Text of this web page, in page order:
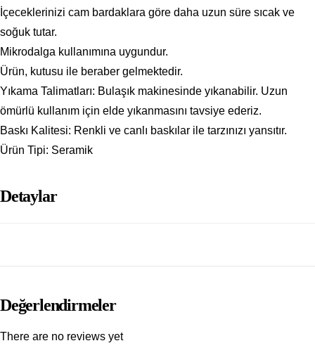
İçeceklerinizi cam bardaklara göre daha uzun süre sıcak ve
soğuk tutar.
Mikrodalga kullanımına uygundur.
Ürün, kutusu ile beraber gelmektedir.
Yıkama Talimatları: Bulaşık makinesinde yıkanabilir. Uzun
ömürlü kullanım için elde yıkanmasını tavsiye ederiz.
Baskı Kalitesi: Renkli ve canlı baskılar ile tarzınızı yansıtır.
Ürün Tipi: Seramik
Detaylar
Değerlendirmeler
There are no reviews yet